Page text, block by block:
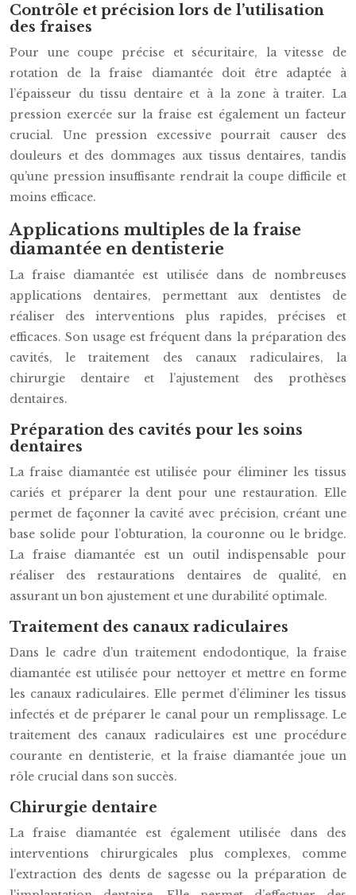
Contrôle et précision lors de l’utilisation
des fraises
Pour une coupe précise et sécuritaire, la vitesse de
rotation de la fraise diamantée doit être adaptée à
l’épaisseur du tissu dentaire et à la zone à traiter. La
pression exercée sur la fraise est également un facteur
crucial. Une pression excessive pourrait causer des
douleurs et des dommages aux tissus dentaires, tandis
qu’une pression insuffisante rendrait la coupe difficile et
moins efficace.
Applications multiples de la fraise
diamantée en dentisterie
La fraise diamantée est utilisée dans de nombreuses
applications dentaires, permettant aux dentistes de
réaliser des interventions plus rapides, précises et
efficaces. Son usage est fréquent dans la préparation des
cavités, le traitement des canaux radiculaires, la
chirurgie dentaire et l’ajustement des prothèses
dentaires.
Préparation des cavités pour les soins
dentaires
La fraise diamantée est utilisée pour éliminer les tissus
cariés et préparer la dent pour une restauration. Elle
permet de façonner la cavité avec précision, créant une
base solide pour l’obturation, la couronne ou le bridge.
La fraise diamantée est un outil indispensable pour
réaliser des restaurations dentaires de qualité, en
assurant un bon ajustement et une durabilité optimale.
Traitement des canaux radiculaires
Dans le cadre d’un traitement endodontique, la fraise
diamantée est utilisée pour nettoyer et mettre en forme
les canaux radiculaires. Elle permet d’éliminer les tissus
infectés et de préparer le canal pour un remplissage. Le
traitement des canaux radiculaires est une procédure
courante en dentisterie, et la fraise diamantée joue un
rôle crucial dans son succès.
Chirurgie dentaire
La fraise diamantée est également utilisée dans des
interventions chirurgicales plus complexes, comme
l’extraction des dents de sagesse ou la préparation de